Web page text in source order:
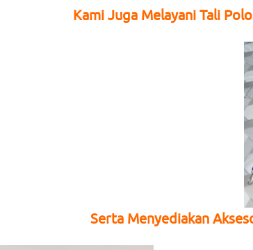
Kami Juga Melayani Tali
Serta Menyediakan